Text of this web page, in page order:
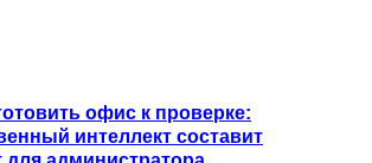
офис к проверке:
интеллект составит